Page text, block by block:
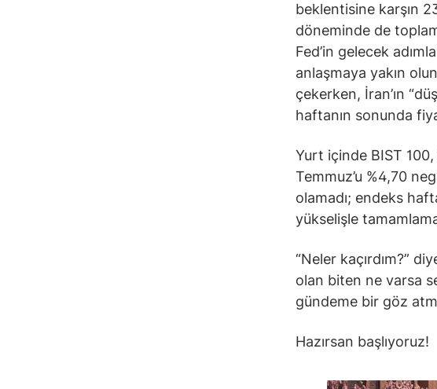
beklentisine karşın
döneminde de
Fed’in gelecek
anlaşmaya yakın
çekerken, İran’ın
haftanın sonunda
Yurt içinde BIST 100,
Temmuz’u %4,70
olamadı; endeks
yükselişle
“Neler kaçırdım?”
olan biten ne varsa
gündeme bir göz
Hazırsan başlıyoruz!